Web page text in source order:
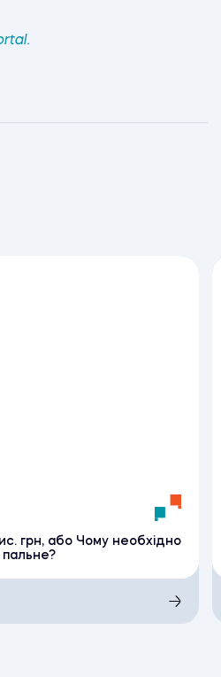
грн, або Чому необхідно
пальне?